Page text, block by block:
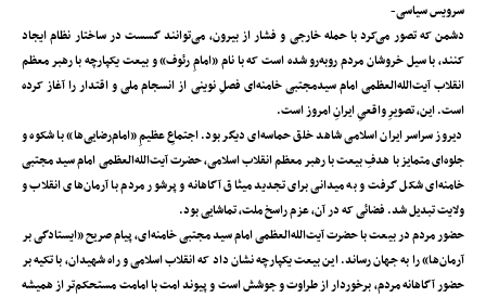
سرویس سیاسی-
دشمن که تصور می‌کرد با حمله خارجی و فشار از بیرون، می‌توانند گسست در ساختار نظام ایجاد
کنند، با سیل خروشان مردم رو‌به‌رو شده‌ است که با نام «امامِ رئوف» و بیعت یکپارچه با رهبر معظم
انقلاب آیت‌الله‌العظمی امام سیدمجتبی خامنه‌ای فصلِ نوینی از انسجام ملی و اقتدار را آغاز کرده
است. این، تصویرِ واقعیِ ایرانِ امروز است.
دیروز سراسر ایران اسلامی شاهد خلق حماسه‌ای دیگر بود. اجتماعِ عظیمِ «امام‌رضایی‌ها» با شکوه و
جلوه‌ای متمایز با هدفِ بیعت با رهبر معظم انقلاب اسلامی، حضرت آیت‌الله‌العظمی امام سید مجتبی
خامنه‌ای شکل گرفت و به میدانی برای تجدید میثاق آگاهانه و پرشور مردم با آرمان‌های انقلاب و
ولایت تبدیل شد. فضائی که در آن، عزم راسخ ملت، تماشایی بود.
حضور مردم در بیعت با حضرت آیت‌الله‌العظمی امام سید مجتبی خامنه‌ای، پیام صریح «ایستادگی بر
آرمان‌ها» را به جهان رساند. این بیعت یکپارچه نشان داد که انقلاب اسلامی و راه شهیدان، با تکیه بر
حضور آگاهانه مردم، برخوردار از طراوت و جوشش است و پیوند امت با امامت مستحکم‌تر از همیشه